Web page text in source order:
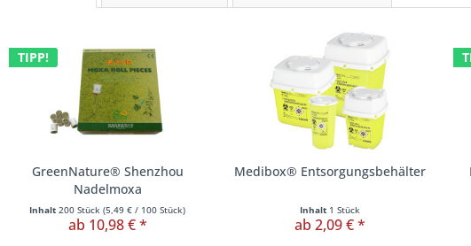
TIPP!
GreenNature® Shenzhou
Nadelmoxa
Inhalt200 Stück(5,49 € / 100 Stück)
ab 10,98 € *
Medibox® Entsorgungsbehälter
Inhalt 1 Stück
ab 2,09 € *